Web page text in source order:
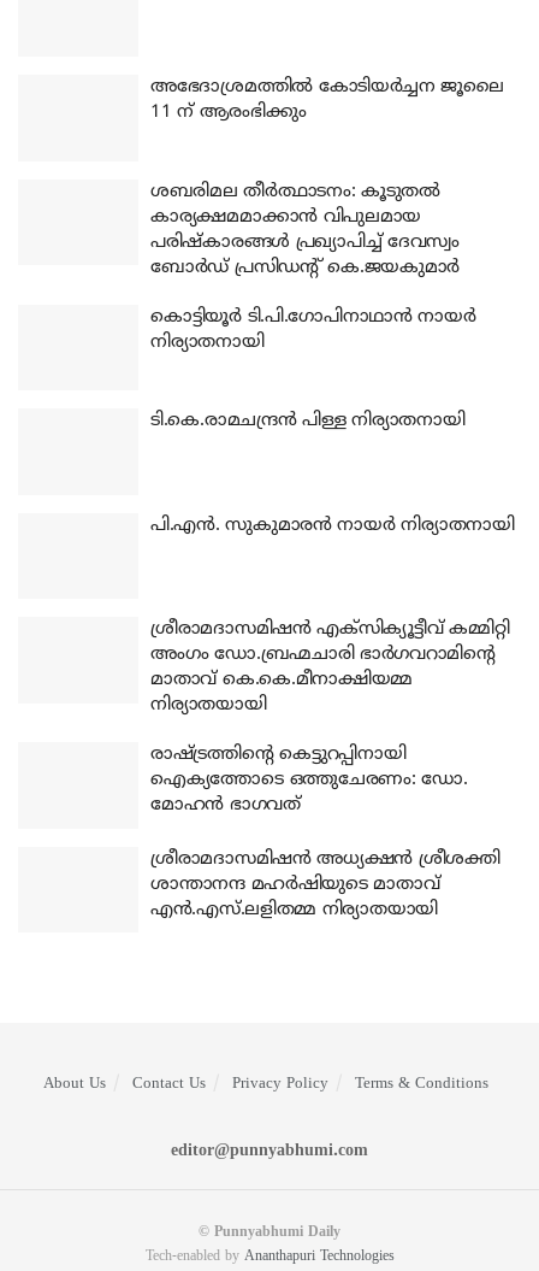
അഭേദാശ്രമത്തില്‍ കോടിയര്‍ച്ചന ജൂലൈ
11 ന് ആരംഭിക്കും
ശബരിമല തീര്‍ത്ഥാടനം: കൂടുതല്‍
കാര്യക്ഷമമാക്കാന്‍ വിപുലമായ
പരിഷ്‌കാരങ്ങള്‍ പ്രഖ്യാപിച്ച് ദേവസ്വം
ബോര്‍ഡ് പ്രസിഡന്റ് കെ.ജയകുമാര്‍
കൊട്ടിയൂര്‍ ടി.പി.ഗോപിനാഥാന്‍ നായര്‍
നിര്യാതനായി
ടി.കെ.രാമചന്ദ്രന്‍ പിള്ള നിര്യാതനായി
പി.എന്‍. സുകുമാരന്‍ നായര്‍ നിര്യാതനായി
ശ്രീരാമദാസമിഷന്‍ എക്‌സിക്യൂട്ടീവ് കമ്മിറ്റി
അംഗം ഡോ.ബ്രഹ്മചാരി ഭാര്‍ഗവറാമിന്റെ
മാതാവ് കെ.കെ.മീനാക്ഷിയമ്മ
നിര്യാതയായി
രാഷ്ട്രത്തിന്റെ കെട്ടുറപ്പിനായി
ഐക്യത്തോടെ ഒത്തുചേരണം: ഡോ.
മോഹന്‍ ഭാഗവത്
ശ്രീരാമദാസമിഷന്‍ അധ്യക്ഷന്‍ ശ്രീശക്തി
ശാന്താനന്ദ മഹര്‍ഷിയുടെ മാതാവ്
എന്‍.എസ്.ലളിതമ്മ നിര്യാതയായി
About Us Contact Us Privacy Policy Terms & Conditions
editor@punnyabhumi.com
© Punnyabhumi Daily
Tech-enabled by Ananthapuri Technologies